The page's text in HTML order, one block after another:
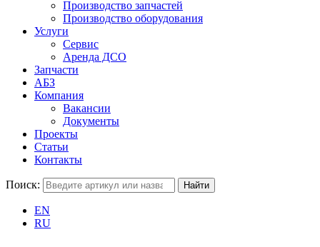
Производство запчастей
Производство оборудования
Услуги
Сервис
Аренда ДСО
Запчасти
АБЗ
Компания
Вакансии
Документы
Проекты
Статьи
Контакты
Поиск:
EN
RU